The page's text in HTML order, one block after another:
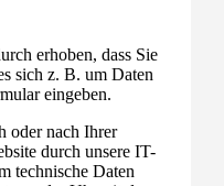
erhoben, dass Sie
sich z. B. um Daten
eingeben.
oder nach Ihrer
durch unsere IT-
technische Daten